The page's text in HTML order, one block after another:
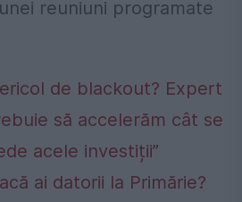
reuniuni programate
de blackout? Expert
să accelerăm cât se
acele investiții”
ai datorii la Primărie?